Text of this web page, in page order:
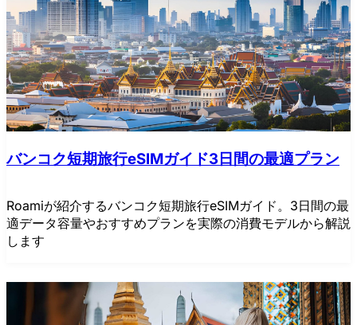
バンコク短期旅行eSIMガイド3日間の最適プラン
Roamiが紹介するバンコク短期旅行eSIMガイド。3日間の最
適データ容量やおすすめプランを実際の消費モデルから解説
します